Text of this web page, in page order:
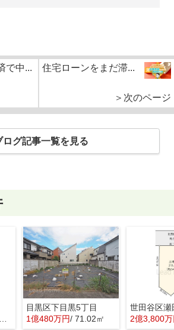
で中... 住宅ローンをまだ滞...
＞次のページ
ログ記事一覧を見る
目黒区下目黒5丁目
1億480万円/ 71.02㎡
世田谷区瀬
2億3,800